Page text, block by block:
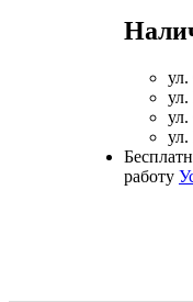
Здоровье костей
ул.
ул.
работу